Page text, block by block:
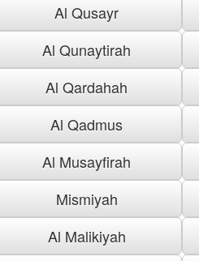
Al Qusayr
Al Qunaytirah
Al Qardahah
Al Qadmus
Al Musayfirah
Mismiyah
Al Malikiyah